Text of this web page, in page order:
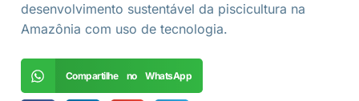
desenvolvimento sustentável da piscicultura na
Amazônia com uso de tecnologia.
Compartilhe no WhatsApp